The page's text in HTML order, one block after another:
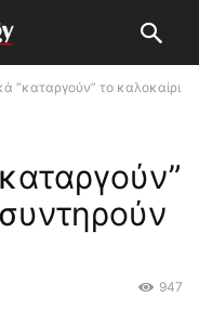
“καταργούν” το καλοκαίρι
947